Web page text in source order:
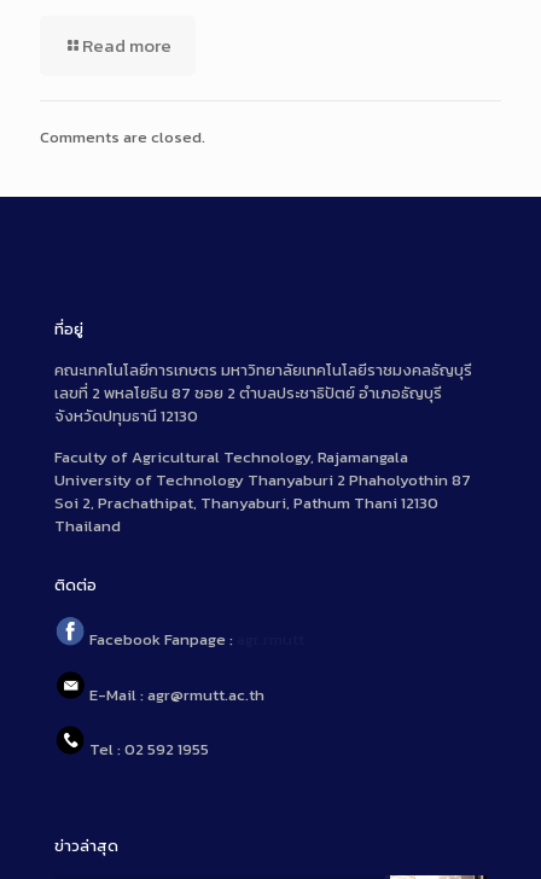
Read more
Comments are closed.
ที่อยู่
คณะเทคโนโลยีการเกษตร มหาวิทยาลัยเทคโนโลยีราชมงคลธัญบุรี
เลขที่ 2 พหลโยธิน 87 ซอย 2 ตำบลประชาธิปัตย์ อำเภอธัญบุรี
จังหวัดปทุมธานี 12130
Faculty of Agricultural Technology, Rajamangala
University of Technology Thanyaburi 2 Phaholyothin 87
Soi 2, Prachathipat, Thanyaburi, Pathum Thani 12130
Thailand
ติดต่อ
Facebook Fanpage :
E-Mail : agr@rmutt.ac.th
Tel : 02 592 1955
ข่าวล่าสุด